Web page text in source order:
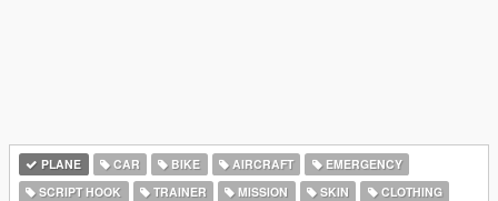
PLANE CAR BIKE AIRCRAFT
EMERGENCY
SCRIPT HOOK
TRAINER MISSION SKIN
CLOTHING